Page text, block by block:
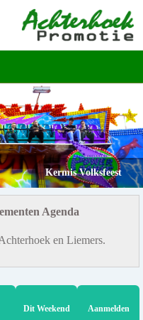
Kermis Volksfeest
Agenda
en Liemers.
Dit Weekend Aanmelden